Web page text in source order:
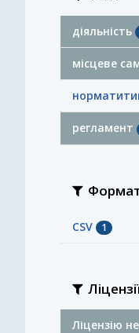
діяльність
місцеве
регламент
CSV 1
Ліцензію